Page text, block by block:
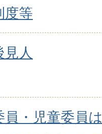
度等
見人
員・児童委員は